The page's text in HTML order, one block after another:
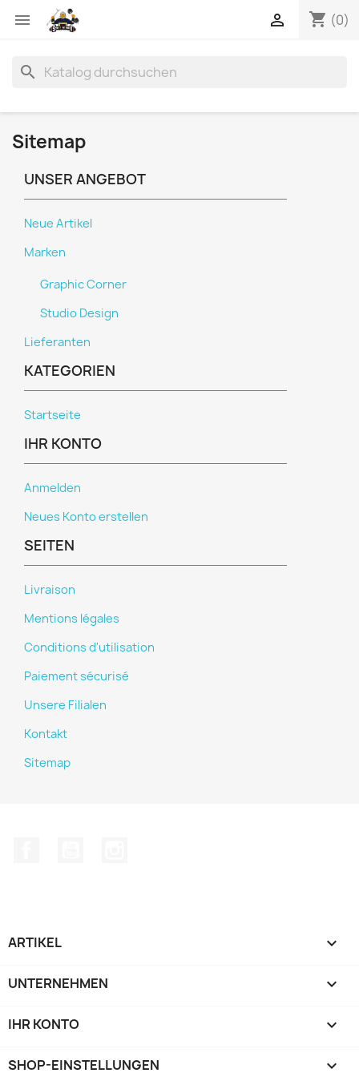
 shopping_cart (0)

search
Sitemap
UNSER ANGEBOT
Neue Artikel
Marken
Graphic Corner
Studio Design
Lieferanten
KATEGORIEN
Startseite
IHR KONTO
Anmelden
Neues Konto erstellen
SEITEN
Livraison
Mentions légales
Conditions d'utilisation
Paiement sécurisé
Unsere Filialen
Kontakt
Sitemap
ARTIKEL 
UNTERNEHMEN 
IHR KONTO 
SHOP-EINSTELLUNGEN keyboard_arrow_down